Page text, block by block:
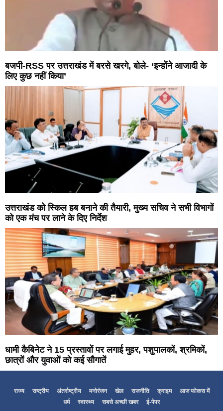
बजपी-RSS पर उत्तराखंड में बरसे खरगे, बोले- ‘इन्होंने आजादी के
लिए कुछ नहीं किया’
उत्तराखंड को स्किल हब बनाने की तैयारी, मुख्य सचिव ने सभी विभागों
को एक मंच पर लाने के दिए निर्देश
धामी कैबिनेट ने 15 प्रस्तावों पर लगाई मुहर, पशुपालकों, श्रमिकों,
छात्रों और युवाओं को कई सौगातें
राज्य राष्ट्रीय अंतर्राष्ट्रीय मनोरंजन खेल राजनीति क्राइम
आज फोकस में
धर्म
स्वास्थ्य सबसे अच्छी खबर ई-पेपर